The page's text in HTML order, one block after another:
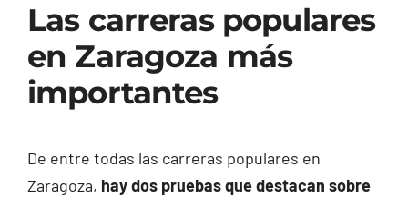
Las carreras populares
en Zaragoza más
importantes
De entre todas las carreras populares en
Zaragoza, hay dos pruebas que destacan sobre